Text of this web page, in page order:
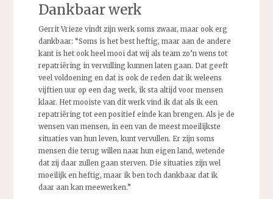
Dankbaar werk
Gerrit Vrieze vindt zijn werk soms zwaar, maar ook erg
dankbaar: “Soms is het best heftig, maar aan de andere
kant is het ook heel mooi dat wij als team zo’n wens tot
repatriëring in vervulling kunnen laten gaan. Dat geeft
veel voldoening en dat is ook de reden dat ik weleens
vijftien uur op een dag werk, ik sta altijd voor mensen
klaar. Het mooiste van dit werk vind ik dat als ik een
repatriëring tot een positief einde kan brengen. Als je de
wensen van mensen, in een van de meest moeilijkste
situaties van hun leven, kunt vervullen. Er zijn soms
mensen die terug willen naar hun eigen land, wetende
dat zij daar zullen gaan sterven. Die situaties zijn wel
moeilijk en heftig, maar ik ben toch dankbaar dat ik
daar aan kan meewerken.”